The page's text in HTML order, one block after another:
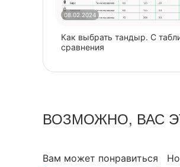
08.02.2024
Как выбрать тандыр. С
сравнения
ВОЗМОЖНО, ВАС
Вам может понравиться